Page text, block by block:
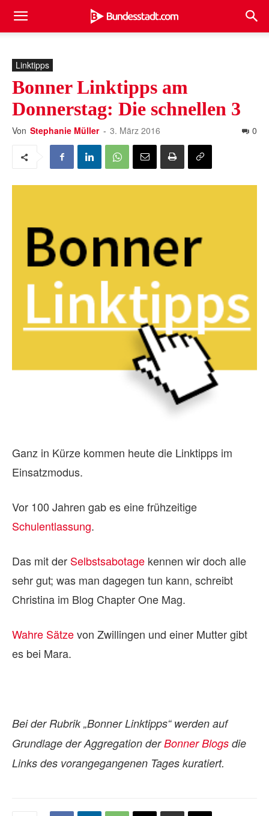
Linktipps
Bonner Linktipps am
Donnerstag: Die schnellen 3
Von Stephanie Müller - 3. März 2016 0
Ganz in Kürze kommen heute die Linktipps im
Einsatzmodus.
Vor 100 Jahren gab es eine frühzeitige
Schulentlassung.
Das mit der Selbstsabotage kennen wir doch alle
sehr gut; was man dagegen tun kann, schreibt
Christina im Blog Chapter One Mag.
Wahre Sätzevon Zwillingen und einer Mutter gibt
es bei Mara.
Bei der Rubrik „Bonner Linktipps“ werden auf
Grundlage der Aggregation derBonner Blogs die
Links des vorangegangenen Tages kuratiert.